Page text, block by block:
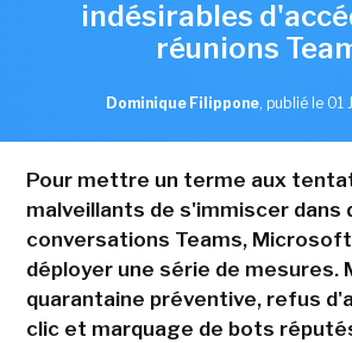
indésirables
réunions
Dominique Filippone, publié le 01
Pour mettre un terme aux
malveillants de s'immiscer dans
conversations Teams,
déployer une série de mesures.
quarantaine préventive, refus
clic et marquage de bots